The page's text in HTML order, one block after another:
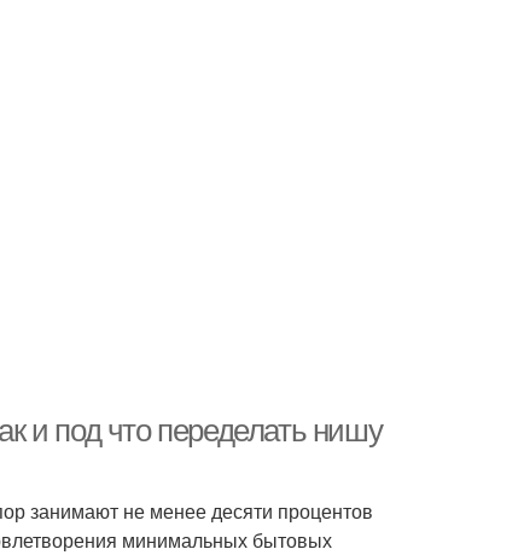
и под что переделать нишу
занимают не менее десяти процентов
минимальных бытовых